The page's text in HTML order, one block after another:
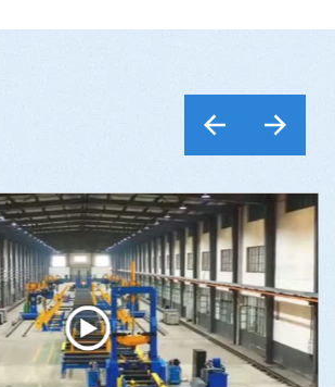
Шестишпиндельный станок VH-
M621A, VH-M623A
3 016 000 ₽
3 112 000 ₽
Артикул: 2411
Сечение заготовки: 210 х 140 мм